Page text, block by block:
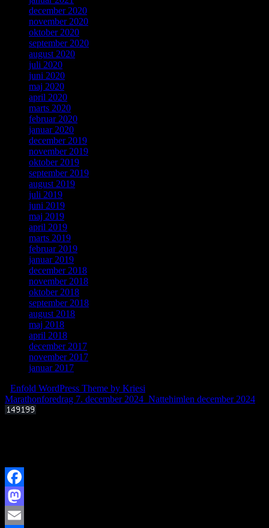
december 2020
november 2020
oktober 2020
september 2020
august 2020
juli 2020
juni 2020
maj 2020
april 2020
marts 2020
februar 2020
januar 2020
december 2019
november 2019
oktober 2019
september 2019
august 2019
juli 2019
juni 2019
maj 2019
april 2019
marts 2019
februar 2019
januar 2019
december 2018
november 2018
oktober 2018
september 2018
august 2018
maj 2018
april 2018
december 2017
november 2017
januar 2017
Enfold WordPress Theme by Kriesi
Marathonforedrag 7. december 2024 Nattehimlen december 2024
Facebook
Mastodon